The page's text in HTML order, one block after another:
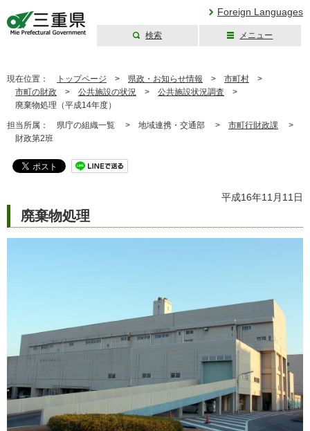
Foreign Languages
検索 メニュー
現在位置： トップページ > 県政・お知らせ情報 > 市町村 >
市町の財政 > 公共施設の状況 > 公共施設状況調査 >
廃棄物処理（平成14年度）
担当所属： 県庁の組織一覧 > 地域連携・交通部 > 市町行財政課 >
財政第2班
平成16年11月11日
廃棄物処理